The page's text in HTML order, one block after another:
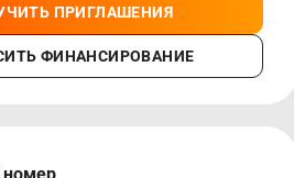
ПРИГЛАШЕНИЯ
ФИНАНСИРОВАНИЕ